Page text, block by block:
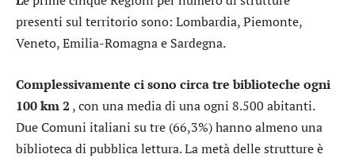
presenti sul territorio sono: Lombardia, Piemonte,
Veneto, Emilia-Romagna e Sardegna.
Complessivamente ci sono circa tre biblioteche ogni
100 km 2 , con una media di una ogni 8.500 abitanti.
Due Comuni italiani su tre (66,3%) hanno almeno una
biblioteca di pubblica lettura. La metà delle strutture è